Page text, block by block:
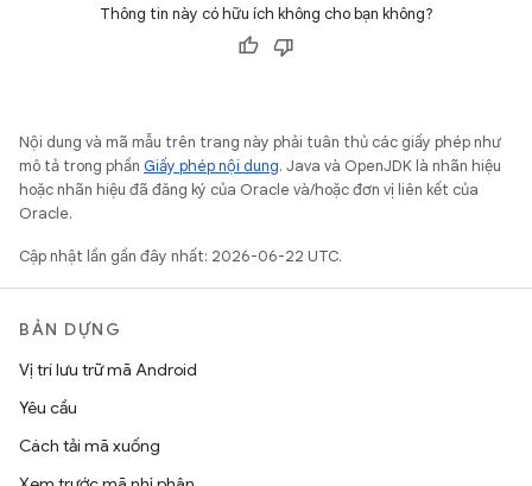
Thông tin này có hữu ích không cho bạn không?
Nội dung và mã mẫu trên trang này phải tuân thủ các giấy phép như
mô tả trong phần Giấy phép nội dung. Java và OpenJDK là nhãn hiệu
hoặc nhãn hiệu đã đăng ký của Oracle và/hoặc đơn vị liên kết của
Oracle.
Cập nhật lần gần đây nhất: 2026-06-22 UTC.
BẢN DỰNG
Vị trí lưu trữ mã Android
Yêu cầu
Cách tải mã xuống